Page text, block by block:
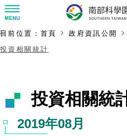
訊息公告
新聞資料專區
即時新聞澄清專區
發展沿革
設立沿革
首長介紹
認識園區
臺南園區
工商服務
主要內容開始
:::
目前位置： 首頁 政府資訊公開
投資相關統計